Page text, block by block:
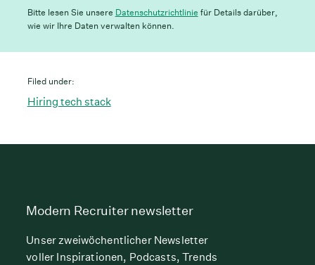
Bitte lesen Sie unsere Datenschutzrichtlinie für Details darüber,
wie wir Ihre Daten verwalten können.
Filed under:
Hiring tech stack
Modern Recruiter newsletter
Unser zweiwöchentlicher Newsletter
voller Inspirationen, Podcasts, Trends